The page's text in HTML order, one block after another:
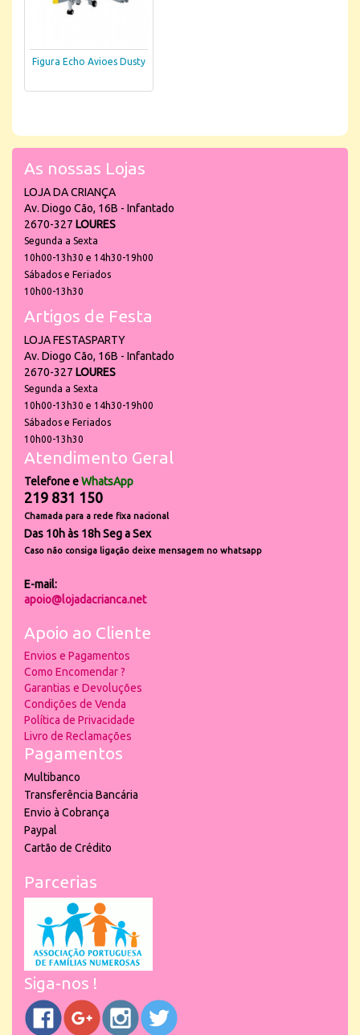
Figura Echo Avioes Dusty
As nossas Lojas
LOJA DA CRIANÇA
Av. Diogo Cão, 16B - Infantado
2670-327 LOURES
Segunda a Sexta
10h00-13h30 e 14h30-19h00
Sábados e Feriados
10h00-13h30
Artigos de Festa
LOJA FESTASPARTY
Av. Diogo Cão, 16B - Infantado
2670-327 LOURES
Segunda a Sexta
10h00-13h30 e 14h30-19h00
Sábados e Feriados
10h00-13h30
Atendimento Geral
Telefone eWhatsApp
219 831 150
Chamada para a rede fixa nacional
Das 10h às 18h Seg a Sex
Caso não consiga ligação deixe mensagem no whatsapp
E-mail:
apoio@lojadacrianca.net
Apoio ao Cliente
Envios e Pagamentos
Como Encomendar ?
Garantias e Devoluções
Condições de Venda
Política de Privacidade
Livro de Reclamações
Pagamentos
Multibanco
Transferência Bancária
Envio à Cobrança
Paypal
Cartão de Crédito
Parcerias
Siga-nos !